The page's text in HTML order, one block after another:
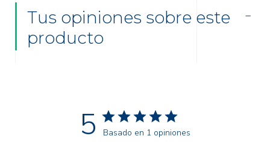
Tus opiniones sobre este
producto
5 Basado en 1 opiniones